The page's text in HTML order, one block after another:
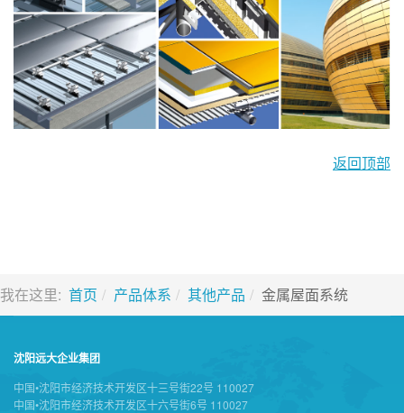
返回顶部
我在这里: 首页 产品体系 其他产品 金属屋面系统
沈阳远大企业集团
中国•沈阳市经济技术开发区十三号街22号 110027
中国•沈阳市经济技术开发区十六号街6号 110027